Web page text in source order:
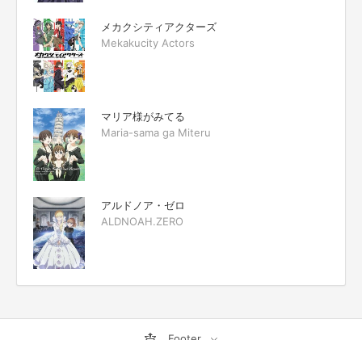
メカクシティアクターズ
Mekakucity Actors
マリア様がみてる
Maria-sama ga Miteru
アルドノア・ゼロ
ALDNOAH.ZERO